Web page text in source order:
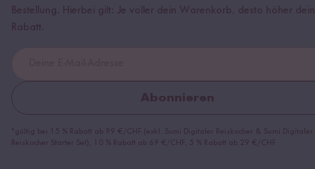
Bestellung. Hierbei gilt: Je voller dein Warenkorb, desto höher dein
Rabatt.
Abonnieren
*gültig bei 15 % Rabatt ab 99 €/CHF (exkl. Sumi Digitaler Reiskocher & Sumi Digitaler
Reiskocher Starter Set), 10 % Rabatt ab 69 €/CHF, 5 % Rabatt ab 29 €/CHF